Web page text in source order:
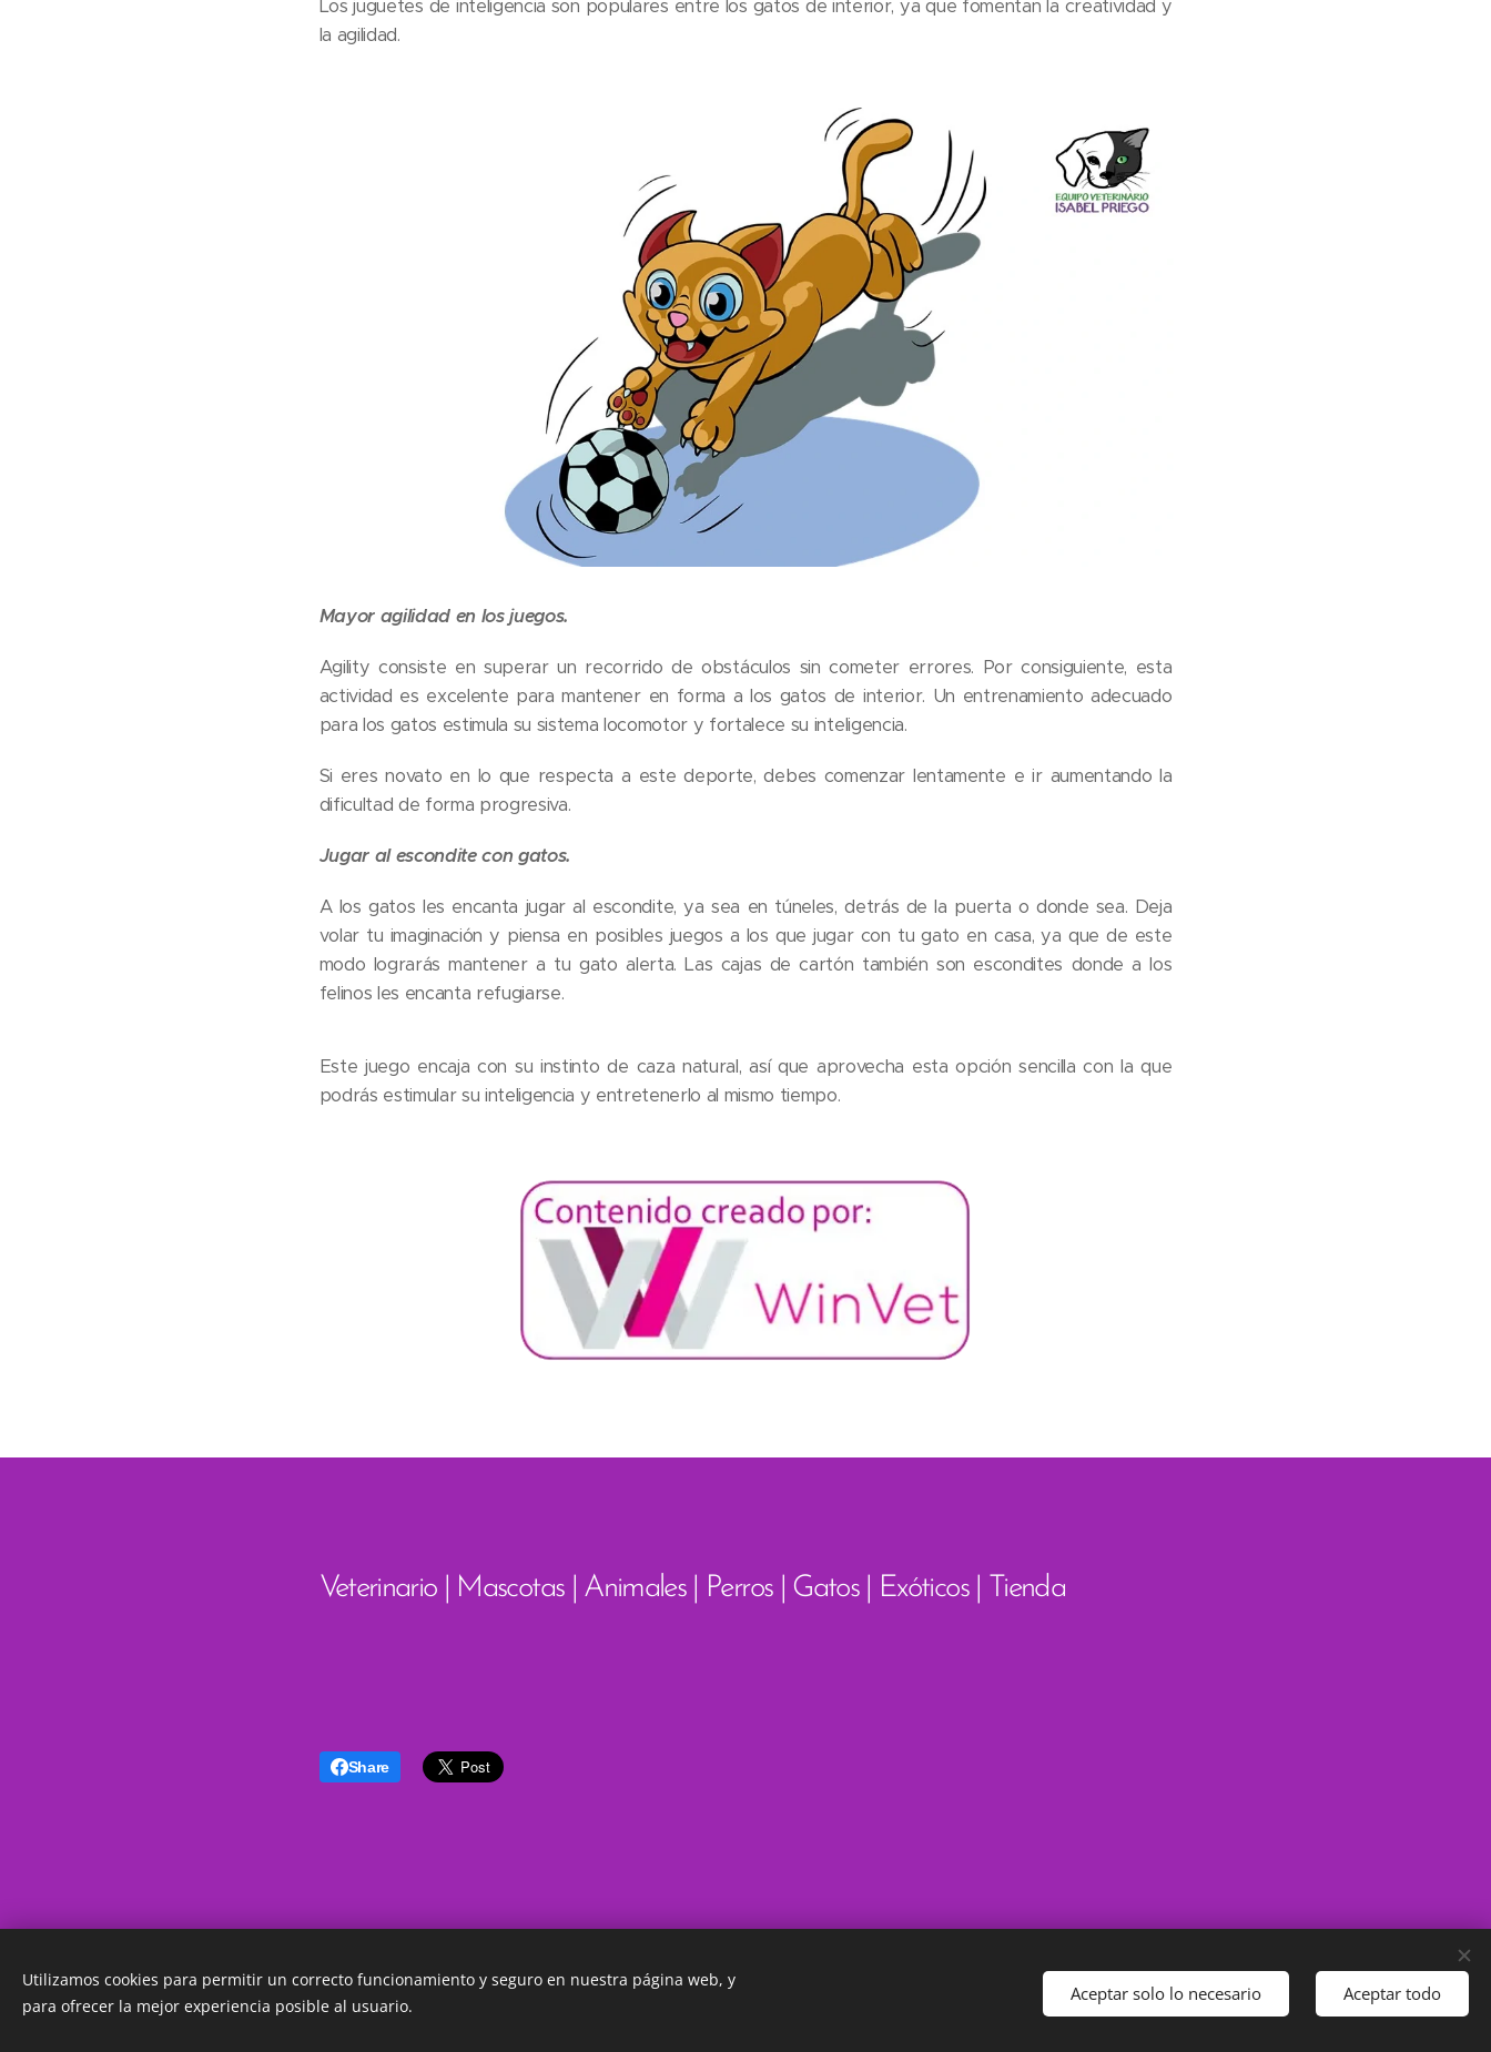
Los juguetes de inteligencia son populares entre los gatos de interior, ya que fomentan la creatividad y
la agilidad.
Mayor agilidad en los juegos.
Agility consiste en superar un recorrido de obstáculos sin cometer errores. Por consiguiente, esta
actividad es excelente para mantener en forma a los gatos de interior. Un entrenamiento adecuado
para los gatos estimula su sistema locomotor y fortalece su inteligencia.
Si eres novato en lo que respecta a este deporte, debes comenzar lentamente e ir aumentando la
dificultad de forma progresiva.
Jugar al escondite con gatos.
A los gatos les encanta jugar al escondite, ya sea en túneles, detrás de la puerta o donde sea. Deja
volar tu imaginación y piensa en posibles juegos a los que jugar con tu gato en casa, ya que de este
modo lograrás mantener a tu gato alerta. Las cajas de cartón también son escondites donde a los
felinos les encanta refugiarse.
Este juego encaja con su instinto de caza natural, así que aprovecha esta opción sencilla con la que
podrás estimular su inteligencia y entretenerlo al mismo tiempo.
Veterinario | Mascotas | Animales | Perros | Gatos | Exóticos | Tienda
Share
Utilizamos cookies para permitir un correcto funcionamiento y seguro en nuestra página web, y
para ofrecer la mejor experiencia posible al usuario.
Aceptar solo lo necesario Aceptar todo